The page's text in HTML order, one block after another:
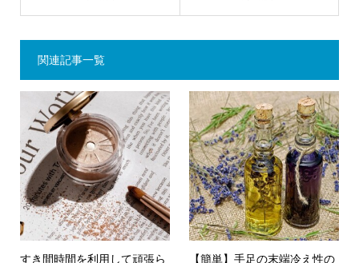
関連記事一覧
すき間時間を利用して頑張ら
【簡単】手足の末端冷え性の